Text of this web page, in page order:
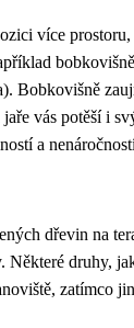
více
Bobkovišně
vás potěší i
a
dřevin na
Některé druhy,
zatímco